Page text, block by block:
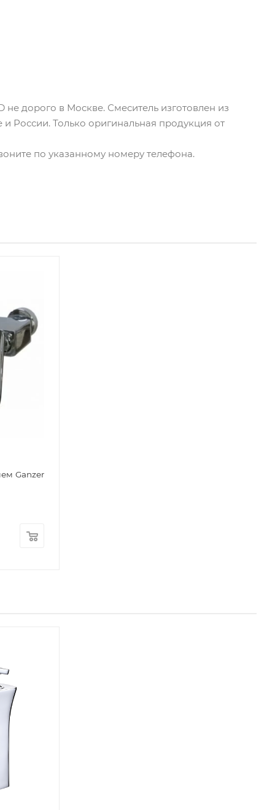
не дорого в Москве. Смеситель изготовлен из
России. Только оригинальная продукция от
по указанному номеру телефона.
Ganzer